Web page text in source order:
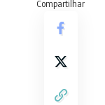
Compartilhar